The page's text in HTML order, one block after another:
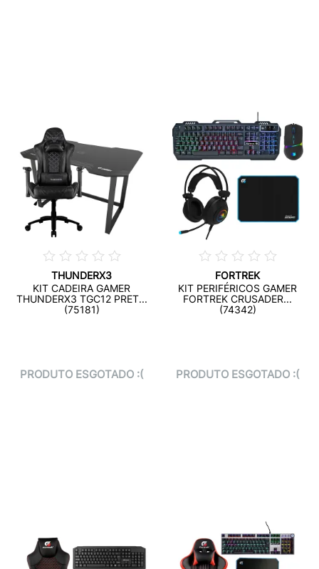
THUNDERX3
KIT CADEIRA GAMER
THUNDERX3 TGC12 PRET...
(75181)
PRODUTO ESGOTADO :(
FORTREK
KIT PERIFÉRICOS GAMER
FORTREK CRUSADER...
(74342)
PRODUTO ESGOTADO :(